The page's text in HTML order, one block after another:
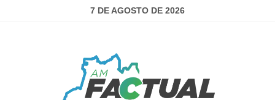
7 DE AGOSTO DE 2026